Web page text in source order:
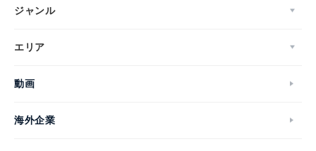
ジャンル
エリア
動画
海外企業